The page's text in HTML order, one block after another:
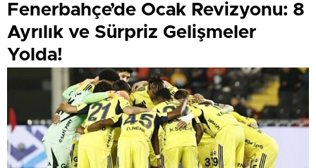
Fenerbahçe’de Ocak Revizyonu: 8
Ayrılık ve Sürpriz Gelişmeler
Yolda!